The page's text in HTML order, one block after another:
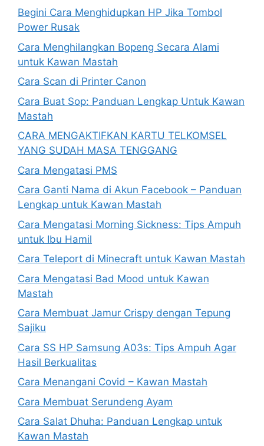
Begini Cara Menghidupkan HP Jika Tombol
Power Rusak
Cara Menghilangkan Bopeng Secara Alami
untuk Kawan Mastah
Cara Scan di Printer Canon
Cara Buat Sop: Panduan Lengkap Untuk Kawan
Mastah
CARA MENGAKTIFKAN KARTU TELKOMSEL
YANG SUDAH MASA TENGGANG
Cara Mengatasi PMS
Cara Ganti Nama di Akun Facebook – Panduan
Lengkap untuk Kawan Mastah
Cara Mengatasi Morning Sickness: Tips Ampuh
untuk Ibu Hamil
Cara Teleport di Minecraft untuk Kawan Mastah
Cara Mengatasi Bad Mood untuk Kawan
Mastah
Cara Membuat Jamur Crispy dengan Tepung
Sajiku
Cara SS HP Samsung A03s: Tips Ampuh Agar
Hasil Berkualitas
Cara Menangani Covid – Kawan Mastah
Cara Membuat Serundeng Ayam
Cara Salat Dhuha: Panduan Lengkap untuk
Kawan Mastah